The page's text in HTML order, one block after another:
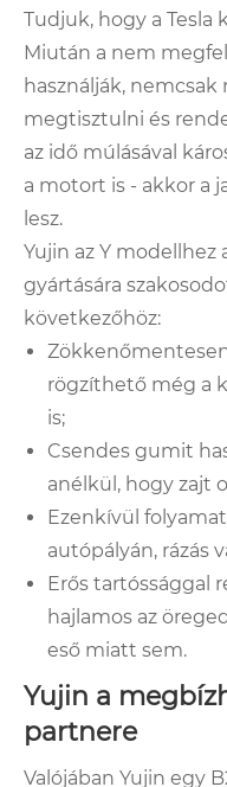
Tudjuk, hogy a Tesla
Miután a nem
használják,
megtisztulni és
az idő múlásával
a motort is - akkor a
lesz.
Yujin az Y
gyártására
következőhöz:
rögzíthető még a
is;
Csendes gumit
anélkül, hogy zajt
Ezenkívül
autópályán, rázás
Erős tartóssággal
hajlamos az
eső miatt sem.
Yujin a
partnere
Valójában Yujin egy